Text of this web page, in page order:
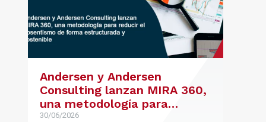
Andersen y Andersen
Consulting lanzan MIRA 360,
una metodología para
reducir el absentismo de
30/06/2026